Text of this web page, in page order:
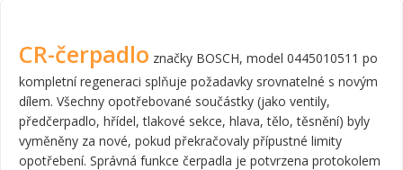
CR-čerpadlo značky BOSCH, model 0445010511 po
kompletní regeneraci splňuje požadavky srovnatelné s novým
dílem. Všechny opotřebované součástky (jako ventily,
předčerpadlo, hřídel, tlakové sekce, hlava, tělo, těsnění) byly
vyměněny za nové, pokud překračovaly přípustné limity
opotřebení. Správná funkce čerpadla je potvrzena protokolem